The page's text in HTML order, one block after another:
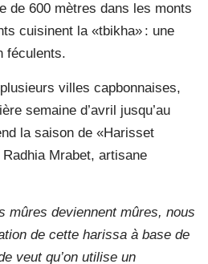
de 600 mètres dans les monts
cuisinent la «tbikha» : une
féculents.
villes capbonnaises,
semaine d’avril jusqu’au
la saison de «Harisset
Mrabet, artisane
mûres deviennent mûres, nous
de cette harissa à base de
veut qu’on utilise un